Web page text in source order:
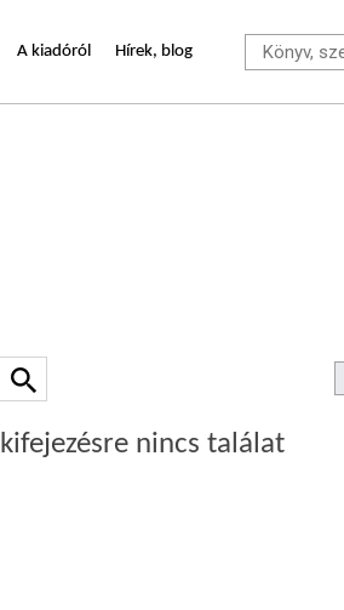
A kiadóról Hírek, blog
nincs találat